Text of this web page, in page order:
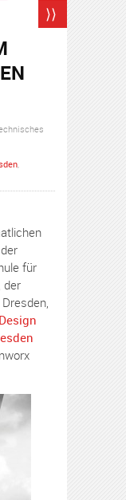
⟩⟩
für
der